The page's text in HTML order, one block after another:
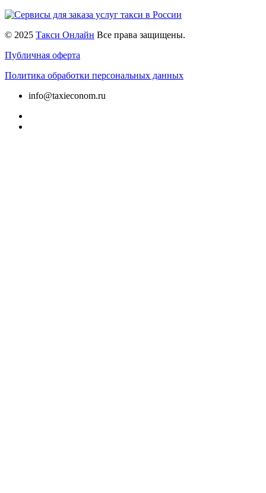
© 2025 Такси Онлайн Все права защищены.
Публичная оферта
Политика обработки персональных данных
info@taxieconom.ru